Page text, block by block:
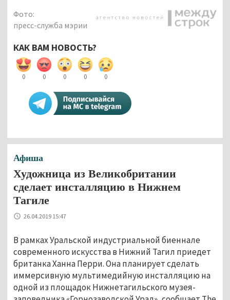
Фото:
пресс-служба мэрии
КАК ВАМ НОВОСТЬ?
0 0 0 0 0
Афиша
Художница из Великобритании
сделает инсталляцию в Нижнем
Тагиле
26.04.2019 15:47
В рамках Уральской индустриальной биеннале
современного искусства в Нижний Тагил приедет
британка Ханна Перри. Она планирует сделать
иммерсивную мультимедийную инсталляцию на
одной из площадок Нижнетагильского музея-